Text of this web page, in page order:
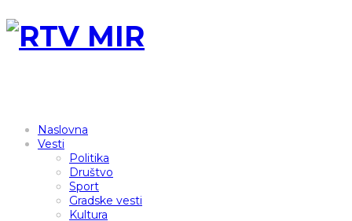
Naslovna
Vesti
Politika
Društvo
Sport
Gradske vesti
Kultura